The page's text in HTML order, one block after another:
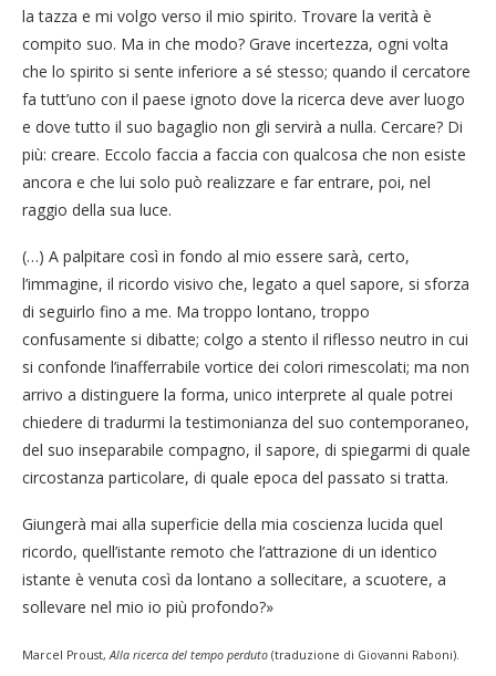
la tazza e mi volgo verso il mio spirito. Trovare la verità è
compito suo. Ma in che modo? Grave incertezza, ogni volta
che lo spirito si sente inferiore a sé stesso; quando il cercatore
fa tutt’uno con il paese ignoto dove la ricerca deve aver luogo
e dove tutto il suo bagaglio non gli servirà a nulla. Cercare? Di
più: creare. Eccolo faccia a faccia con qualcosa che non esiste
ancora e che lui solo può realizzare e far entrare, poi, nel
raggio della sua luce.
(…) A palpitare così in fondo al mio essere sarà, certo,
l’immagine, il ricordo visivo che, legato a quel sapore, si sforza
di seguirlo fino a me. Ma troppo lontano, troppo
confusamente si dibatte; colgo a stento il riflesso neutro in cui
si confonde l’inafferrabile vortice dei colori rimescolati; ma non
arrivo a distinguere la forma, unico interprete al quale potrei
chiedere di tradurmi la testimonianza del suo contemporaneo,
del suo inseparabile compagno, il sapore, di spiegarmi di quale
circostanza particolare, di quale epoca del passato si tratta.
Giungerà mai alla superficie della mia coscienza lucida quel
ricordo, quell’istante remoto che l’attrazione di un identico
istante è venuta così da lontano a sollecitare, a scuotere, a
sollevare nel mio io più profondo?»
Marcel Proust, Alla ricerca del tempo perduto (traduzione di Giovanni Raboni).